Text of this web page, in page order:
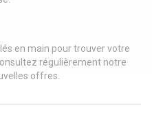
en main pour trouver votre
régulièrement notre
offres.